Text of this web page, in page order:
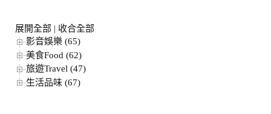
展開全部 | 收合全部
影音娛樂 (65)
美食Food (62)
旅遊Travel (47)
生活品味 (67)